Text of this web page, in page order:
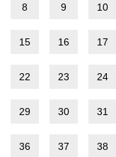
8 9 10
15 16 17
22 23 24
29 30 31
36 37 38